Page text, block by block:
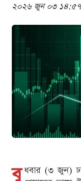
২০২৬ জুন ০৩
বু ধবার (৩ জুন)